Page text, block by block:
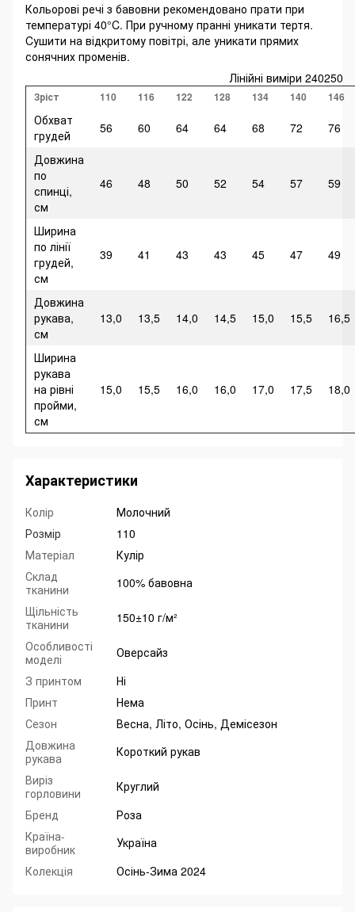
Кольорові речі з бавовни рекомендовано прати при
температурі 40°C. При ручному пранні уникати тертя.
Cушити на відкритому повітрі, але уникати прямих
сонячних променів.
Лінійні виміри 240250
Зріст 110 116 122 128 134 140 146
Обхват
грудей
56 60 64 64 68 72
76
Довжина
по
спинці,
см
46 48 50 52 54 57 59
Ширина
по лінії
грудей,
см
39 41 43 43 45 47 49
Довжина
рукава,
см
13,0 13,5 14,0 14,5 15,0 15,5 16,5
Ширина
рукава
на рівні
пройми,
см
15,0 15,5 16,0 16,0 17,0 17,5 18,0
Характеристики
Колір
Молочний
Розмір
110
Матеріал
Кулір
Склад
тканини
100% бавовна
Щільність
тканини
150±10 г/м²
Особливості
моделі
Оверсайз
З принтом
Ні
Принт
Нема
Сезон
Весна, Літо, Осінь, Демісезон
Довжина
рукава
Короткий рукав
Виріз
горловини
Круглий
Бренд
Роза
Країна-
виробник
Україна
Колекція
Осінь-Зима 2024